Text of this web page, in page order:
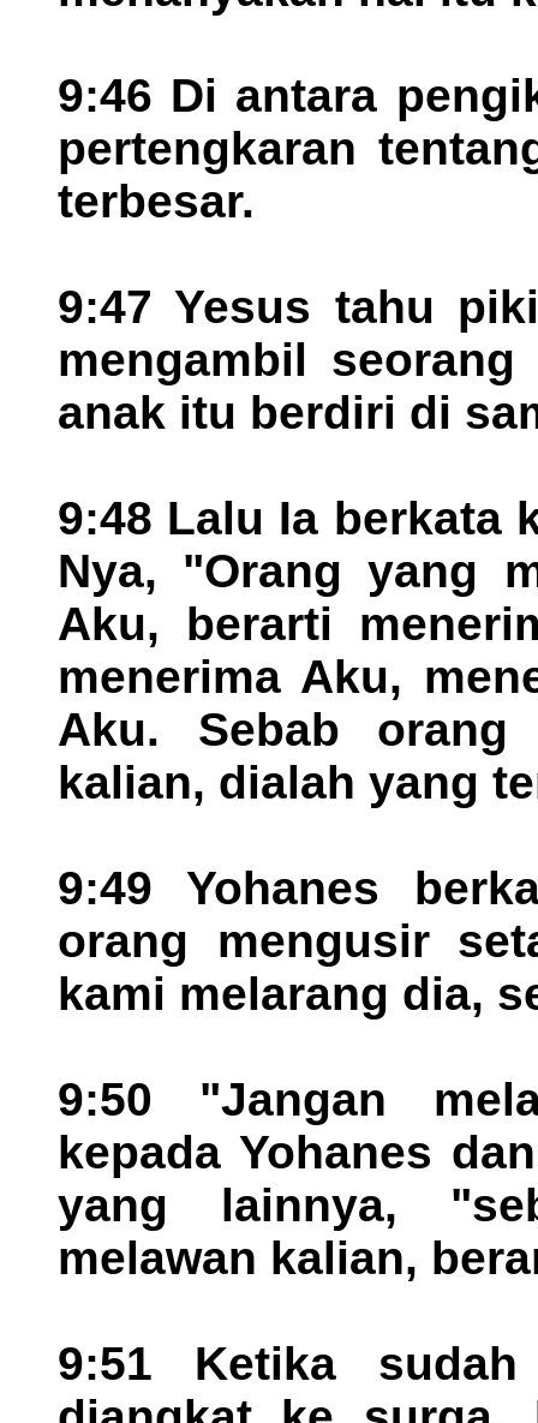
9:46 Di antara
pertengkaran
terbesar.
9:47 Yesus tahu
mengambil
anak itu berdiri di
9:48 Lalu Ia berkata
Nya, "Orang yang
Aku, berarti
menerima Aku,
Aku. Sebab
kalian, dialah yang
9:49 Yohanes
orang mengusir
kami melarang dia,
9:50 "Jangan
kepada Yohanes
yang lainnya,
melawan kalian,
9:51 Ketika